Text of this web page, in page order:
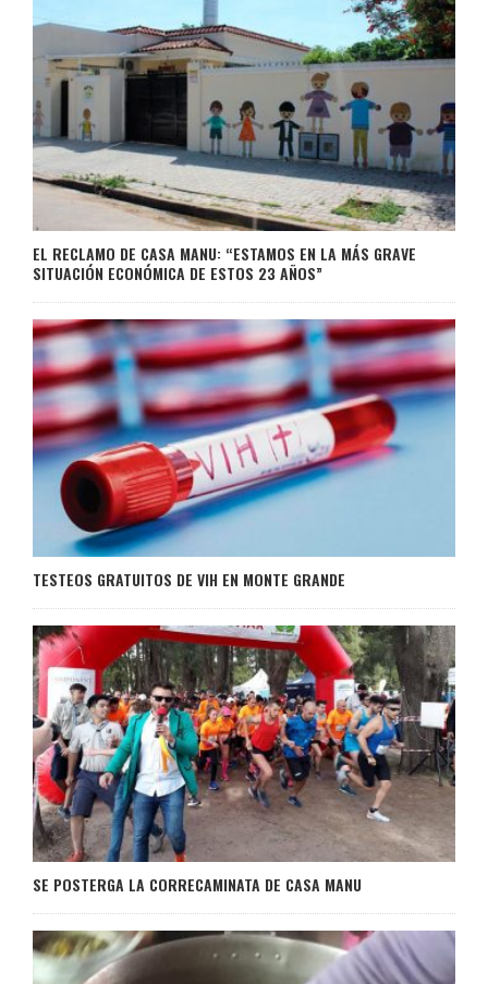
EL RECLAMO DE CASA MANU: “ESTAMOS EN LA MÁS GRAVE
SITUACIÓN ECONÓMICA DE ESTOS 23 AÑOS”
TESTEOS GRATUITOS DE VIH EN MONTE GRANDE
SE POSTERGA LA CORRECAMINATA DE CASA MANU